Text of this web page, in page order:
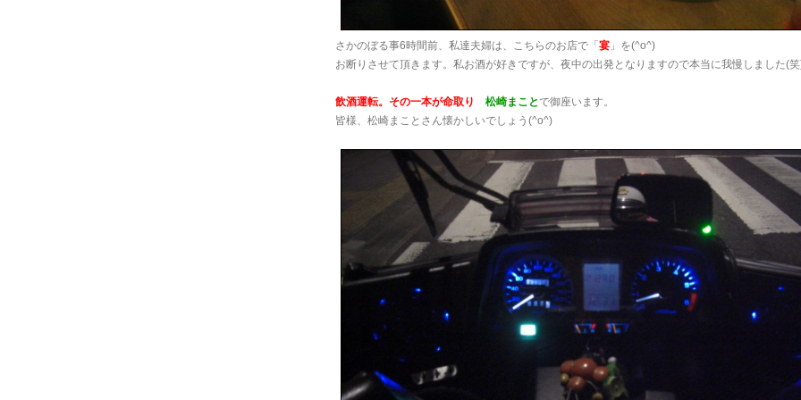
さかのぼる事6時間前、私達夫婦は、こちらのお店で「 宴 」を(^o^)
お断りさせて頂きます。私お酒が好きですが、夜中の出発となりますので本当に我慢しました(
飲酒運転。その一本が命取り 松崎まことで御座います。
皆様、松崎まことさん懐かしいでしょう(^o^)